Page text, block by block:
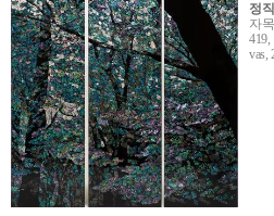
정
자
419,
vas,